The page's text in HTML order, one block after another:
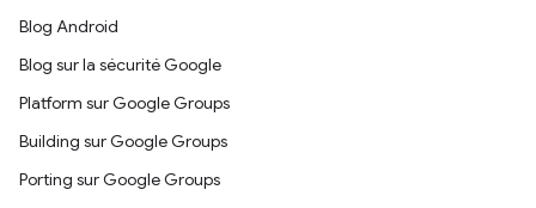
Blog Android
Blog sur la sécurité Google
Platform sur Google Groups
Building sur Google Groups
Porting sur Google Groups